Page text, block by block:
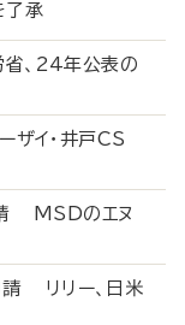
を了承
、24年公表の
イ・井戸CS
MSDのエヌ
リリー、日米